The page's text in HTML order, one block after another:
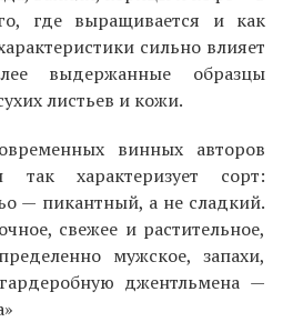
где выращивается и как
сильно влияет
выдержанные образцы
листьев и кожи.
винных авторов
так характеризует сорт:
— пикантный, а не сладкий.
свежее и растительное,
мужское, запахи,
джентльмена —